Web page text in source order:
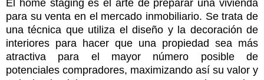
El home staging es el arte de preparar una vivienda
para su venta en el mercado inmobiliario. Se trata de
una técnica que utiliza el diseño y la decoración de
interiores para hacer que una propiedad sea más
atractiva para el mayor número posible de
potenciales compradores, maximizando así su valor y